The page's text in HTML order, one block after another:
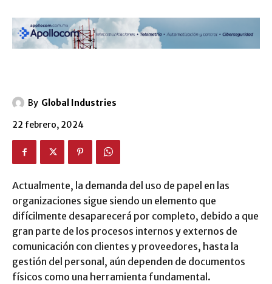
By Global Industries
22 febrero, 2024
Actualmente, la demanda del uso de papel en las
organizaciones sigue siendo un elemento que
difícilmente desaparecerá por completo, debido a que
gran parte de los procesos internos y externos de
comunicación con clientes y proveedores, hasta la
gestión del personal, aún dependen de documentos
físicos como una herramienta fundamental.